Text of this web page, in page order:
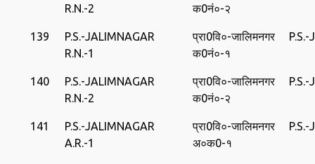
R.N.-2
क0नं०-२
139
P.S.-JALIMNAGAR
R.N.-1
प्रा0वि०-जालिमनगर
क0नं०-१
140
P.S.-JALIMNAGAR
R.N.-2
प्रा0वि०-जालिमनगर
क0नं०-२
141
P.S.-JALIMNAGAR
A.R.-1
प्रा0वि०-जालिमनगर
अ०क0-१